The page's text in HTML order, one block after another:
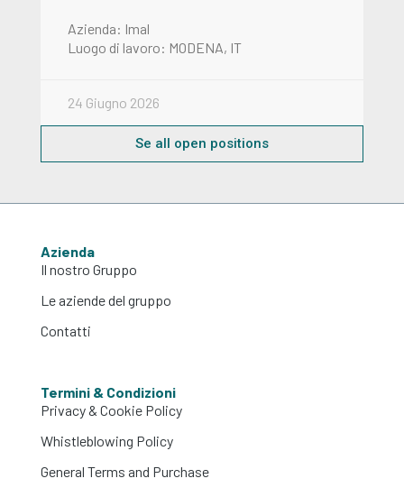
Azienda: Imal
Luogo di lavoro: MODENA, IT
24 Giugno 2026
Se all open positions
Azienda
Il nostro Gruppo
Le aziende del gruppo
Contatti
Termini & Condizioni
Privacy & Cookie Policy
Whistleblowing Policy
General Terms and Purchase